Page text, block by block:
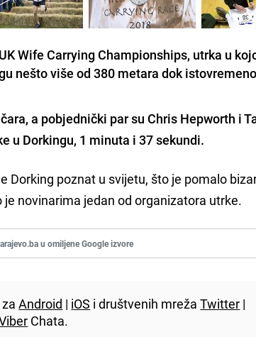
Wife Carrying Championships, utrka u
nešto više od 380 metara dok
a pobjednički par suChris Hepworth i
u Dorkingu, 1 minuta i 37 sekundi.
Dorking poznat u svijetu, što je pomalo
novinarima jedan od organizatora utrke.
u omiljene Google izvore
zaAndroid | iOS i društvenih mrežaTwitter |
Chata.